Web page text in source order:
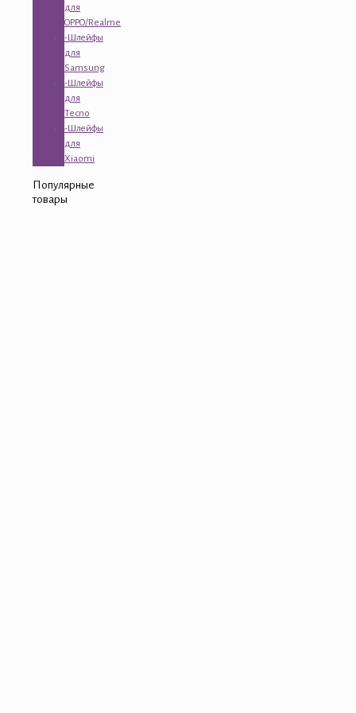
для
OPPO/Realme
-Шлейфы
для
Samsung
-Шлейфы
для
Tecno
-Шлейфы
для
Xiaomi
Популярные
товары